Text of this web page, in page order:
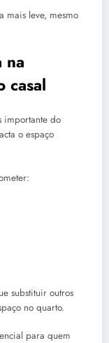
mais leve, mesmo
na
casal
importante do
o espaço
substituir outros
no quarto.
para quem